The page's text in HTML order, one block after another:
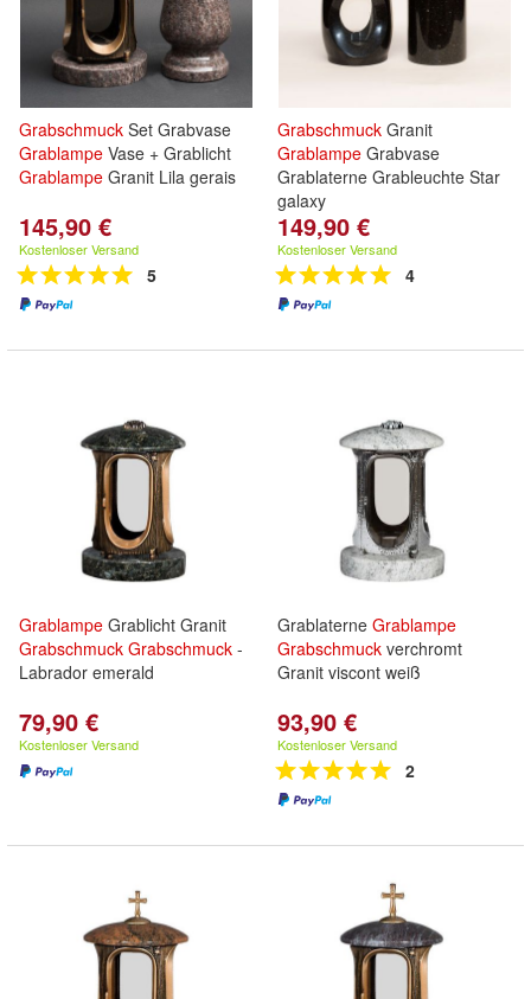
Grabschmuck Set Grabvase
Grablampe Vase + Grablicht
Grablampe Granit Lila gerais
145,90 €
Kostenloser Versand
5
Grabschmuck Granit
Grablampe Grabvase
Grablaterne Grableuchte Star
galaxy
149,90 €
Kostenloser Versand
4
Grablampe Grablicht Granit
Grabschmuck Grabschmuck -
Labrador emerald
79,90 €
Kostenloser Versand
Grablaterne Grablampe
Grabschmuck verchromt
Granit viscont weiß
93,90 €
Kostenloser Versand
2